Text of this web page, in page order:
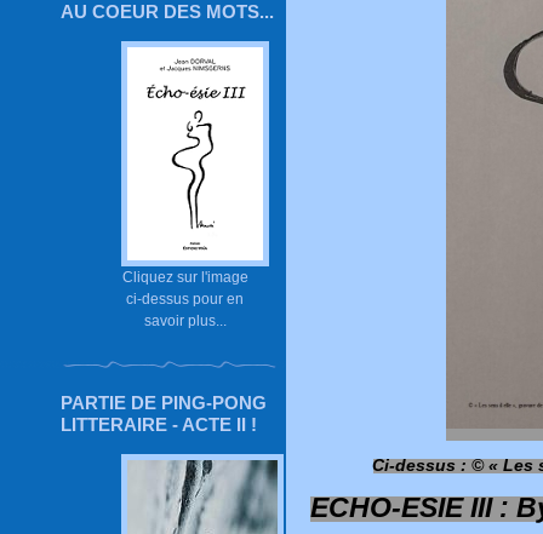
AU COEUR DES MOTS...
Cliquez sur l'image
ci-dessus pour en
savoir plus...
PARTIE DE PING-PONG
LITTERAIRE - ACTE II !
Ci-dessus : © « Les
ECHO-ESIE III :